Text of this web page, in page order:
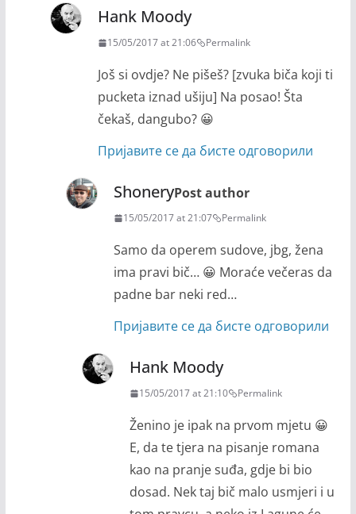
Hank Moody
15/05/2017 at 21:06 Permalink
Još si ovdje? Ne pišeš? [zvuka biča koji ti
pucketa iznad ušiju] Na posao! Šta
čekaš, dangubo? 😀
Пријавите се да бисте одговорили
ShoneryPost author
15/05/2017 at 21:07 Permalink
Samo da operem sudove, jbg, žena
ima pravi bič… 😀 Moraće večeras da
padne bar neki red…
Пријавите се да бисте одговорили
Hank Moody
15/05/2017 at 21:10 Permalink
Ženino je ipak na prvom mjetu 😀
E, da te tjera na pisanje romana
kao na pranje suđa, gdje bi bio
dosad. Nek taj bič malo usmjeri i u